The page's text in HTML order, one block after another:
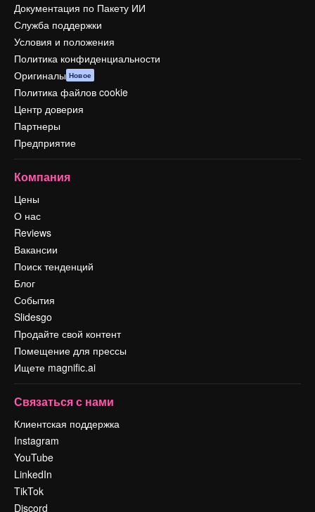
Документация по Пакету ИИ
Служба поддержки
Условия и положения
Политика конфиденциальности
Оригиналы Новое
Политика файлов cookie
Центр доверия
Партнеры
Предприятие
Компания
Цены
О нас
Reviews
Вакансии
Поиск тенденций
Блог
События
Slidesgo
Продайте свой контент
Помещение для прессы
Ищете magnific.ai
Связаться с нами
Клиентская поддержка
Instagram
YouTube
LinkedIn
TikTok
Discord